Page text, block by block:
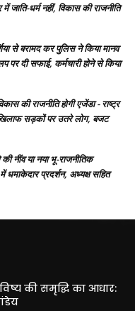
जाति-धर्म नहीं, विकास की राजनीति
से बरामद कर पुलिस ने किया मानव
दी सफाई, कर्मचारी होने से किया
की राजनीति होगी एजेंडा - राष्ट्र
सड़कों पर उतरे लोग, बजट
नींव या नया भू-राजनीतिक
में धमाकेदार प्रदर्शन, अध्यक्ष सहित
की समृद्धि का आधार: